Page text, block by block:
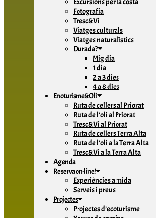
Excursions per la costa
Fotografia
Tresc&Vi
Viatges culturals
Viatges naturalístics
Durada?
Mig dia
1 dia
2 a 3 dies
4 a 8 dies
Enoturisme&Oli
Ruta de cellers al Priorat
Ruta de l’oli al Priorat
Tresc&Vi al Priorat
Ruta de cellers Terra Alta
Ruta de l’oli a la Terra Alta
Tresc&Vi a la Terra Alta
Agenda
Reserva on-line!
Experiències a mida
Serveis i preus
Projectes
Projectes d’ecoturisme